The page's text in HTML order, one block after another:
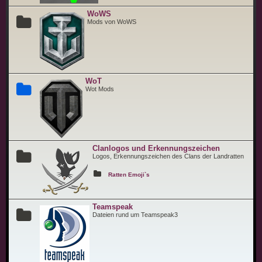
WoWS
Mods von WoWS
WoT
Wot Mods
Clanlogos und Erkennungszeichen
Logos, Erkennungszeichen des Clans der Landratten
Ratten Emoji`s
Teamspeak
Dateien rund um Teamspeak3